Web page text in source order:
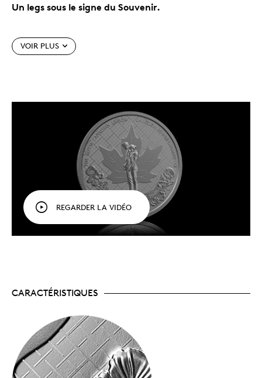
Un legs sous le signe du Souvenir.
Caractéristiques particulières
Canada; en 2026, c’est au tour du dollar épreuve
numismatique en argent fin de rendre hommage
à la Légion et à son siècle de service et de
promotion du Souvenir.
Un hommage à Terre-Neuve-et-Labrador.
Parmi les coquelicots se trouve un myosotis, le
symbole floral du 1ᵉʳ juillet, également connu
comme le jour du Souvenir, soulignant
l’anniversaire de la bataille de Beaumont-Hamel
Une pièce de collection phare.Figurant parmi les
premières émissions de l’année, le dollar épreuve
numismatique en argent fin lancé chaque année
continue d’être l’un de nos articles de collection
la Légion, qui croient en sa mission d’aider les
l’ensemble épreuve numismatique en argent
fin 2026, qui comprend une version du dollar
épreuve numismatique en argent fin rehaussée
d’un placage d’or rose sélectif, de même qu’une
pièce en or pur à 99,99 % qui aborde le thème
VOIR PLUS
REGARDER LA VIDÉO
CARACTÉRISTIQUES